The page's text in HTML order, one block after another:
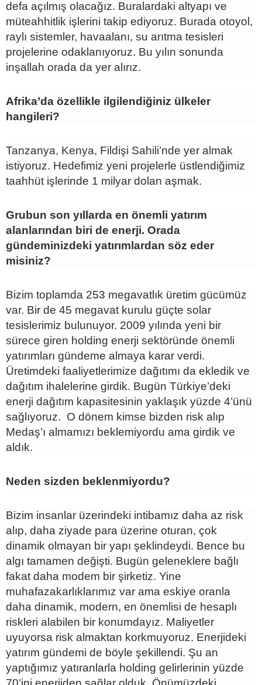
defa açılmış olacağız. Buralardaki altyapı ve
müteahhitlik işlerini takip ediyoruz. Burada otoyol,
raylı sistemler, havaalanı, su arıtma tesisleri
projelerine odaklanıyoruz. Bu yılın sonunda
inşallah orada da yer alırız.
Afrika’da özellikle ilgilendiğiniz ülkeler
hangileri?
Tanzanya, Kenya, Fildişi Sahili’nde yer almak
istiyoruz. Hedefimiz yeni projelerle üstlendiğimiz
taahhüt işlerinde 1 milyar dolan aşmak.
Grubun son yıllarda en önemli yatırım
alanlarından biri de enerji. Orada
gündeminizdeki yatırımlardan söz eder
misiniz?
Bizim toplamda 253 megavatlık üretim gücümüz
var. Bir de 45 megavat kurulu güçte solar
tesislerimiz bulunuyor. 2009 yılında yeni bir
sürece giren holding enerji sektöründe önemli
yatırımları gündeme almaya karar verdi.
Üretimdeki faaliyetlerimize dağıtımı da ekledik ve
dağıtım ihalelerine girdik. Bugün Türkiye’deki
enerji dağıtım kapasitesinin yaklaşık yüzde 4’ünü
sağlıyoruz. O dönem kimse bizden risk alıp
Medaş’ı almamızı beklemiyordu ama girdik ve
aldık.
Neden sizden beklenmiyordu?
Bizim insanlar üzerindeki intibamız daha az risk
alıp, daha ziyade para üzerine oturan, çok
dinamik olmayan bir yapı şeklindeydi. Bence bu
algı tamamen değişti. Bugün geleneklere bağlı
fakat daha modem bir şirketiz. Yine
muhafazakarlıklarımız var ama eskiye oranla
daha dinamik, modern, en önemlisi de hesaplı
riskleri alabilen bir konumdayız. Maliyetler
uyuyorsa risk almaktan korkmuyoruz. Enerjideki
yatırım gündemi de böyle şekillendi. Şu an
yaptığımız yatıranlarla holding gelirlerinin yüzde